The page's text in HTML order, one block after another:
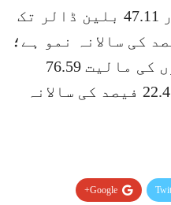
انجینئرنگ کا کاروبار 47.11 بلین ڈالر تک
گیا، جو کہ 6.8 فیصد کی سالانہ نمو ہے؛
نئے دستخط شدہ معاہدوں کی مالیت 76.59
بلین ڈالر رہی، جو کہ 22.4 فیصد کی سالانہ
Google+